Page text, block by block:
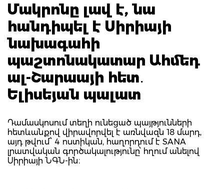
Մակրոնը լավ է, նա
հանդիպել է Սիրիայի
նախագահի
պաշտոնակատար Ահմեդ
ալ-Շարաայի հետ․
Ելիսեյան պալատ
Դամասկոսում տեղի ունեցած պայթյունների
հետևանքով վիրավորվել է առնվազն 18 մարդ,
այդ թվում՝ 4 ոստիկան, հաղորդում է SANA
լրատվական գործակալությունը՝ հղում անելով
Սիրիայի ՆԳՆ-ին։